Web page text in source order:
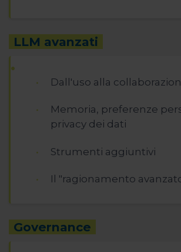
LLM avanzati
Dall'uso alla
Memoria, preferenze
privacy dei dati
Strumenti aggiuntivi
Il "ragionamento
Governance